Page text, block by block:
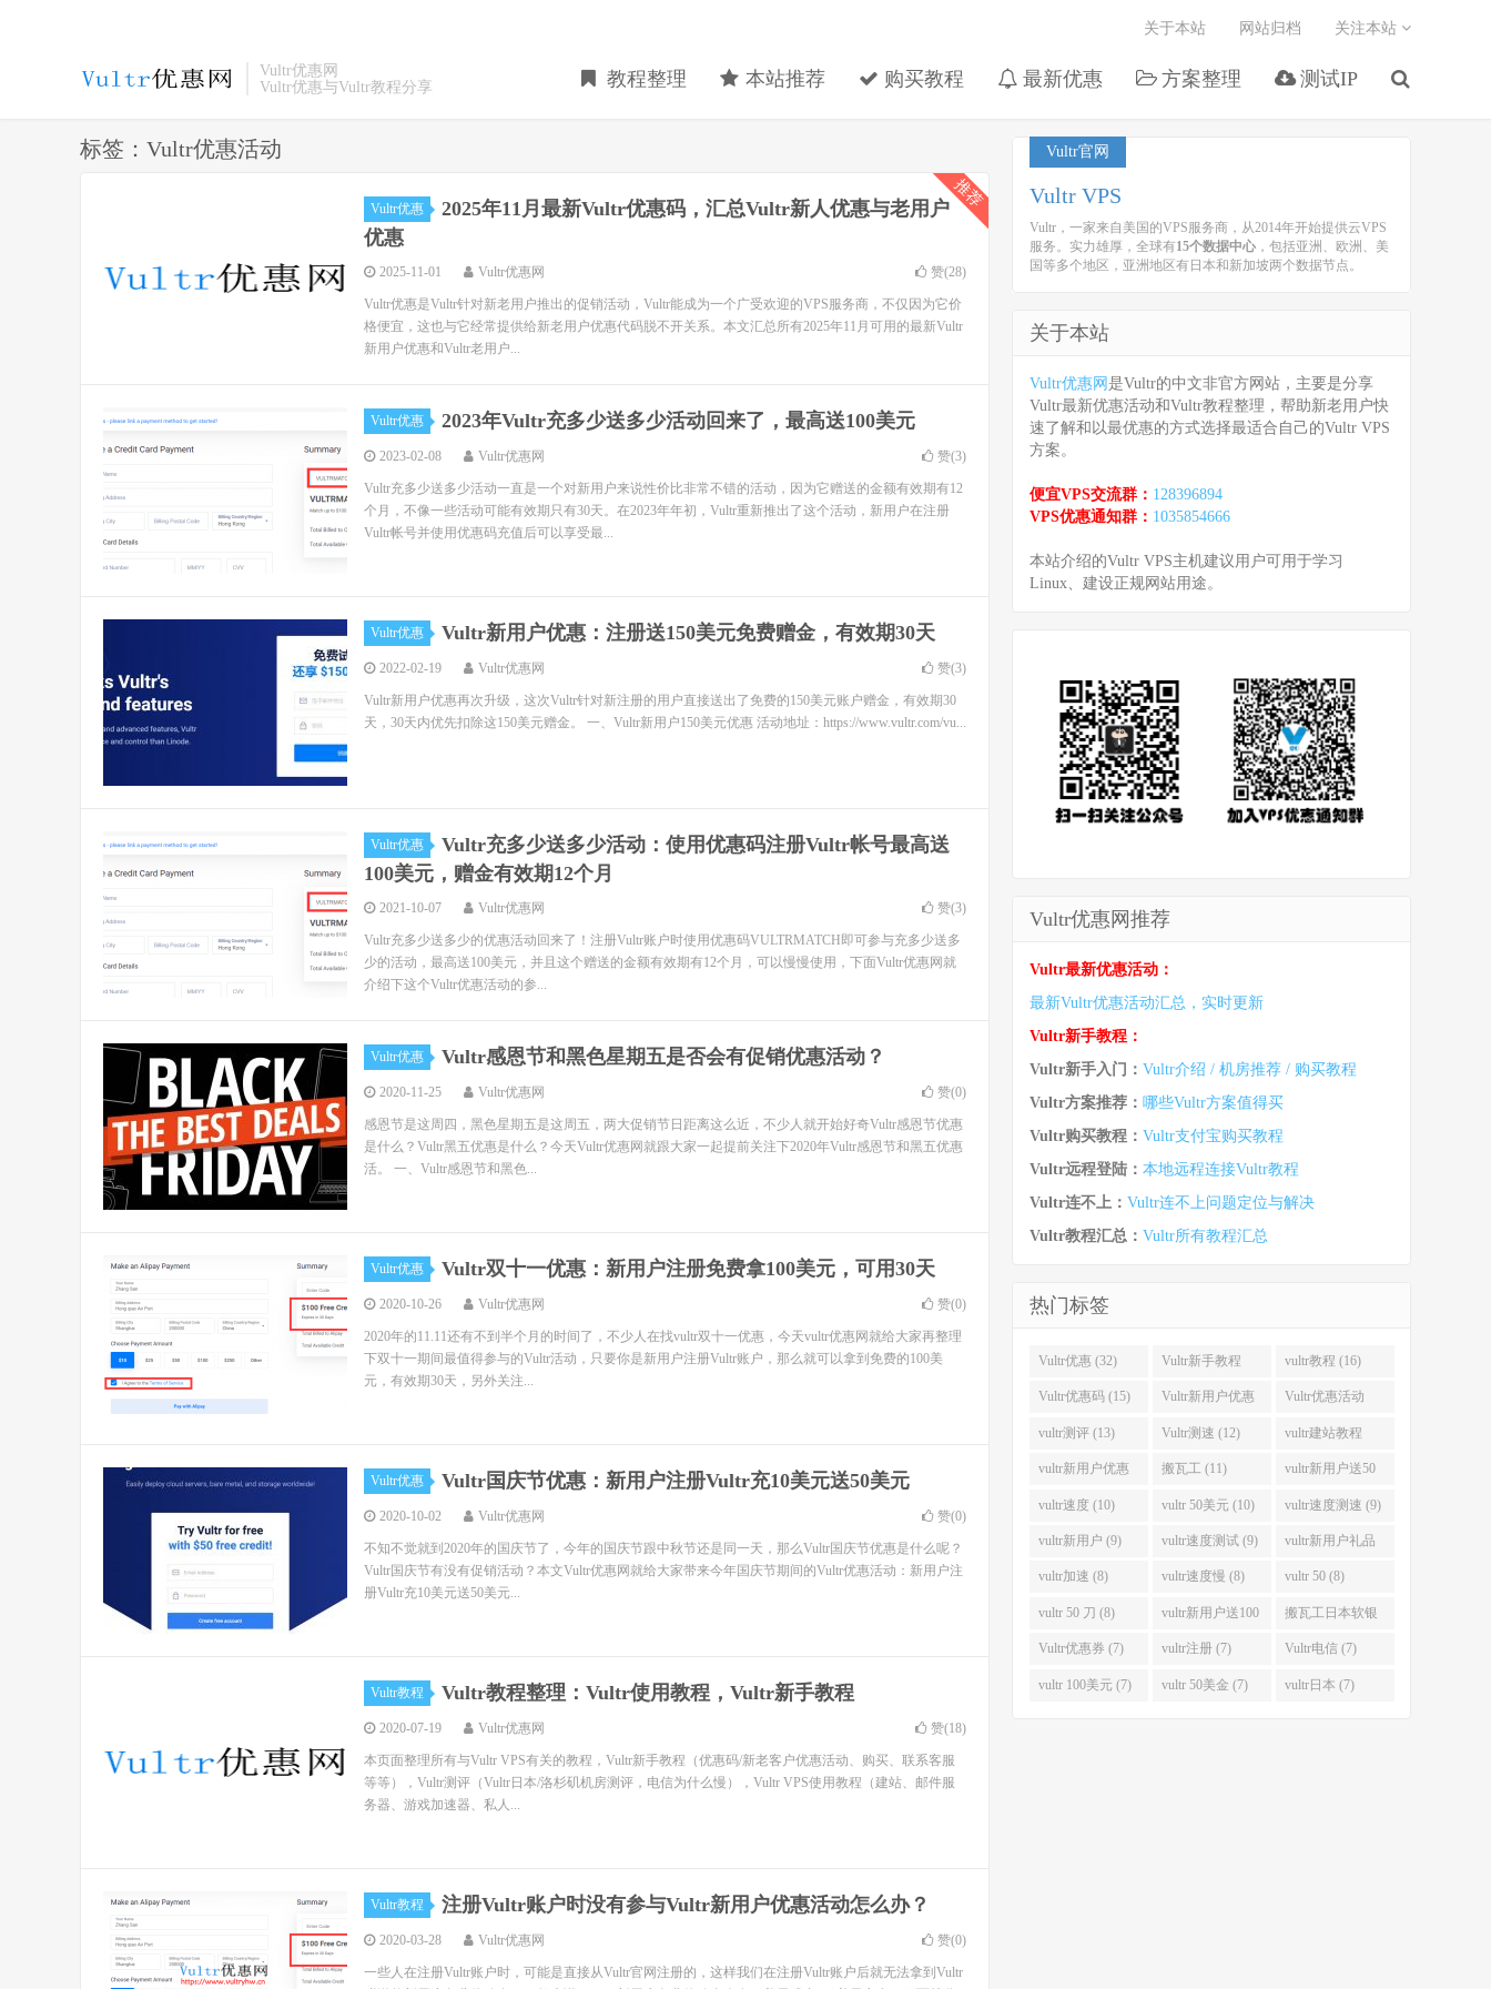
Vultr优惠网
Vultr优惠与Vultr教程分享
教程整理 本站推荐 购买教程 最新优惠 方案整理 测试IP
关于本站 网站归档 关注本站
标签：Vultr优惠活动
Vultr优惠
2025年11月最新Vultr优惠码，汇总Vultr新人优惠与老用户
优惠
推荐
2025-11-01 Vultr优惠网 赞(28)
Vultr优惠是Vultr针对新老用户推出的促销活动，Vultr能成为一个广受欢迎的VPS服务商，不仅因为它价
格便宜，这也与它经常提供给新老用户优惠代码脱不开关系。本文汇总所有2025年11月可用的最新Vultr
新用户优惠和Vultr老用户...
Vultr优惠 2023年Vultr充多少送多少活动回来了，最高送100美元
2023-02-08 Vultr优惠网 赞(3)
Vultr充多少送多少活动一直是一个对新用户来说性价比非常不错的活动，因为它赠送的金额有效期有12
个月，不像一些活动可能有效期只有30天。在2023年年初，Vultr重新推出了这个活动，新用户在注册
Vultr帐号并使用优惠码充值后可以享受最...
Vultr优惠 Vultr新用户优惠：注册送150美元免费赠金，有效期30天
2022-02-19 Vultr优惠网 赞(3)
Vultr新用户优惠再次升级，这次Vultr针对新注册的用户直接送出了免费的150美元账户赠金，有效期30
天，30天内优先扣除这150美元赠金。 一、Vultr新用户150美元优惠 活动地址：https://www.vultr.com/vu...
Vultr优惠
Vultr充多少送多少活动：使用优惠码注册Vultr帐号最高送
100美元，赠金有效期12个月
2021-10-07 Vultr优惠网 赞(3)
Vultr充多少送多少的优惠活动回来了！注册Vultr账户时使用优惠码VULTRMATCH即可参与充多少送多
少的活动，最高送100美元，并且这个赠送的金额有效期有12个月，可以慢慢使用，下面Vultr优惠网就
介绍下这个Vultr优惠活动的参...
Vultr优惠 Vultr感恩节和黑色星期五是否会有促销优惠活动？
2020-11-25 Vultr优惠网 赞(0)
感恩节是这周四，黑色星期五是这周五，两大促销节日距离这么近，不少人就开始好奇Vultr感恩节优惠
是什么？Vultr黑五优惠是什么？今天Vultr优惠网就跟大家一起提前关注下2020年Vultr感恩节和黑五优惠
活。 一、Vultr感恩节和黑色...
Vultr优惠 Vultr双十一优惠：新用户注册免费拿100美元，可用30天
2020-10-26 Vultr优惠网 赞(0)
2020年的11.11还有不到半个月的时间了，不少人在找vultr双十一优惠，今天vultr优惠网就给大家再整理
下双十一期间最值得参与的Vultr活动，只要你是新用户注册Vultr账户，那么就可以拿到免费的100美
元，有效期30天，另外关注...
Vultr优惠 Vultr国庆节优惠：新用户注册Vultr充10美元送50美元
2020-10-02 Vultr优惠网 赞(0)
不知不觉就到2020年的国庆节了，今年的国庆节跟中秋节还是同一天，那么Vultr国庆节优惠是什么呢？
Vultr国庆节有没有促销活动？本文Vultr优惠网就给大家带来今年国庆节期间的Vultr优惠活动：新用户注
册Vultr充10美元送50美元...
Vultr教程 Vultr教程整理：Vultr使用教程，Vultr新手教程
2020-07-19 Vultr优惠网 赞(18)
本页面整理所有与Vultr VPS有关的教程，Vultr新手教程（优惠码/新老客户优惠活动、购买、联系客服
等等），Vultr测评（Vultr日本/洛杉矶机房测评，电信为什么慢），Vultr VPS使用教程（建站、邮件服
务器、游戏加速器、私人...
Vultr教程 注册Vultr账户时没有参与Vultr新用户优惠活动怎么办？
2020-03-28 Vultr优惠网 赞(0)
一些人在注册Vultr账户时，可能是直接从Vultr官网注册的，这样我们在注册Vultr账户后就无法拿到Vultr
Vultr官网
Vultr VPS
Vultr，一家来自美国的VPS服务商，从2014年开始提供云VPS
服务。实力雄厚，全球有15个数据中心 ，包括亚洲、欧洲、美
国等多个地区，亚洲地区有日本和新加坡两个数据节点。
关于本站
Vultr优惠网 是Vultr的中文非官方网站，主要是分享
Vultr最新优惠活动和Vultr教程整理，帮助新老用户快
速了解和以最优惠的方式选择最适合自己的Vultr VPS
方案。
便宜VPS交流群： 128396894
VPS优惠通知群： 1035854666
本站介绍的Vultr VPS主机建议用户可用于学习
Linux、建设正规网站用途。
Vultr优惠网推荐
Vultr最新优惠活动：
最新Vultr优惠活动汇总，实时更新
Vultr新手教程：
Vultr新手入门： Vultr介绍 / 机房推荐 / 购买教程
Vultr方案推荐： 哪些Vultr方案值得买
Vultr购买教程： Vultr支付宝购买教程
Vultr远程登陆： 本地远程连接Vultr教程
Vultr连不上： Vultr连不上问题定位与解决
Vultr教程汇总： Vultr所有教程汇总
热门标签
Vultr优惠 (32) Vultr新手教程
(16)
vultr教程 (16)
Vultr优惠码 (15) Vultr新用户优惠
(14)
Vultr优惠活动
(13)
vultr测评 (13) Vultr测速 (12) vultr建站教程
(12)
vultr新用户优惠
码 (11)
搬瓦工 (11) vultr新用户送50
美金 (11)
vultr速度 (10) vultr 50美元 (10) vultr速度测速 (9)
vultr新用户 (9) vultr速度测试 (9) vultr新用户礼品
码 (9)
vultr加速 (8) vultr速度慢 (8) vultr 50 (8)
vultr 50 刀 (8) vultr新用户送100
美元 (8)
搬瓦工日本软银
(8)
Vultr优惠券 (7) vultr注册 (7) Vultr电信 (7)
vultr 100美元 (7) vultr 50美金 (7) vultr日本 (7)